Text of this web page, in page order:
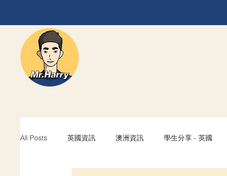
All Posts 英國資訊 澳洲資訊 學生分享 - 英國